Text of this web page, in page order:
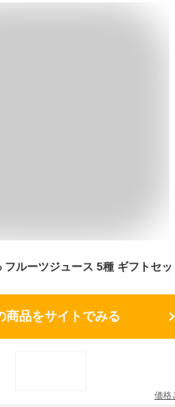
商品をサイトでみる
価格